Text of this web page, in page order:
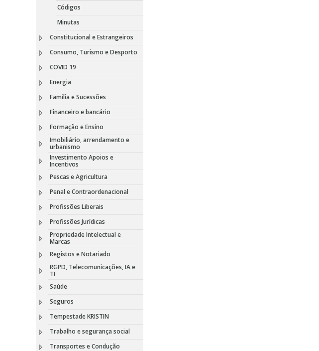
Códigos
Minutas
Constitucional e Estrangeiros
Consumo, Turismo e Desporto
COVID 19
Energia
Família e Sucessões
Financeiro e bancário
Formação e Ensino
Imobiliário, arrendamento e
urbanismo
Investimento Apoios e
Incentivos
Pescas e Agricultura
Penal e Contraordenacional
Profissões Liberais
Profissões Jurídicas
Propriedade Intelectual e
Marcas
Registos e Notariado
RGPD, Telecomunicações, IA e
TI
Saúde
Seguros
Tempestade KRISTIN
Trabalho e segurança social
Transportes e Condução